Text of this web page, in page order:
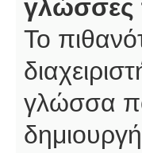
γλώσσες
Το
γλώσσα